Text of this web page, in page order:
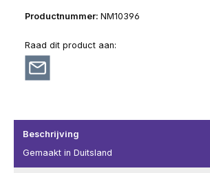
Productnummer: NM10396
Raad dit product aan:
Beschrijving
Gemaakt in Duitsland